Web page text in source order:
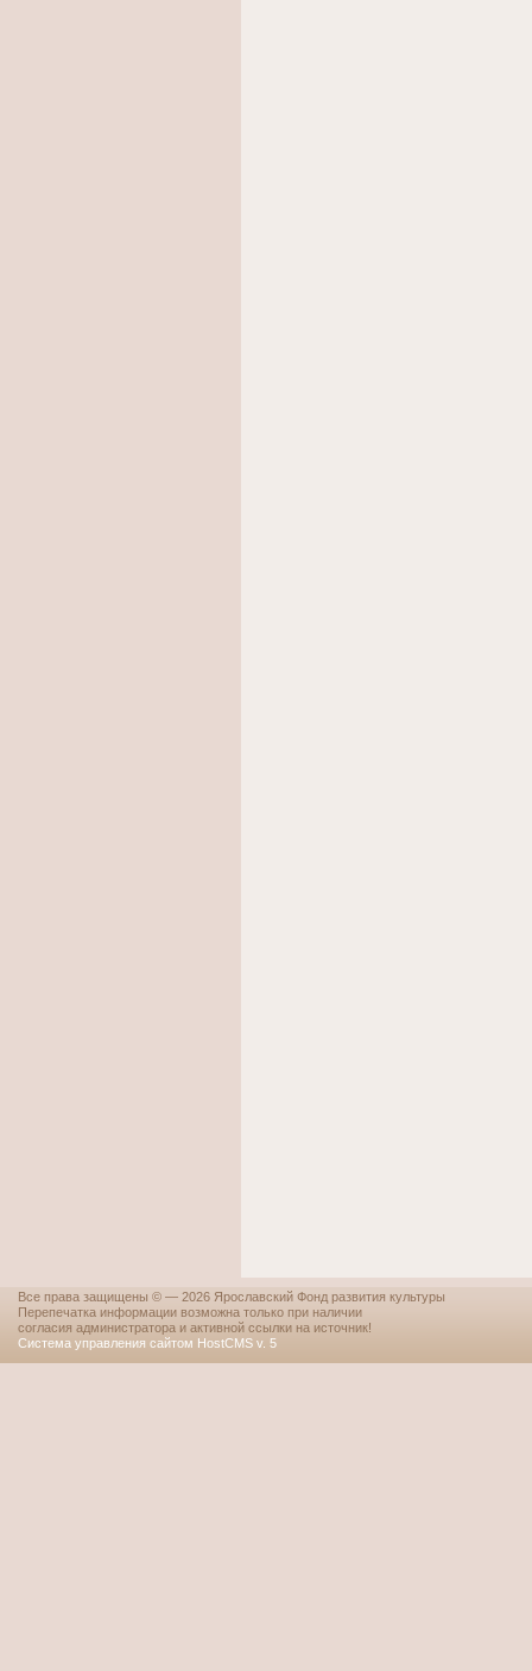
Все права защищены © — 2026 Ярославский Фонд развития культуры
Перепечатка информации возможна только при наличии
согласия администратора и активной ссылки на источник!
Система управления сайтом HostCMS v. 5